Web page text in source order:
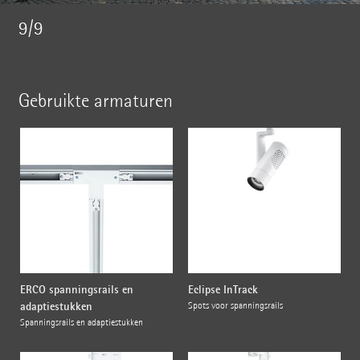
9/9
Gebruikte armaturen
ERCO spanningsrails en
adaptiestukken
Spanningsrails en adaptiestukken
Eclipse InTrack
Spots voor spanningsrails